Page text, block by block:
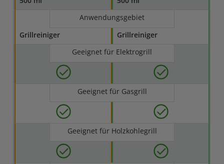
Anwendungsgebiet
Grillreiniger
Grillreiniger
Geeignet für Elektrogrill
Geeignet für Gasgrill
Geeignet für Holzkohlegrill